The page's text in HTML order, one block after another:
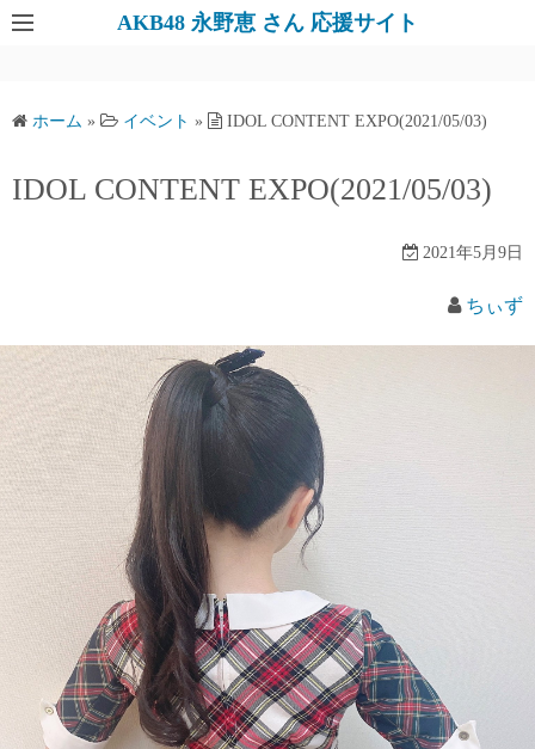
AKB48 永野恵 さん 応援サイト
ホーム » イベント » IDOL CONTENT EXPO(2021/05/03)
IDOL CONTENT EXPO(2021/05/03)
2021年5月9日
ちぃず